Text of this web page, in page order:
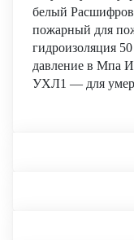
белый
пожарный для
гидроизоляция
давление в Мпа
УХЛ1 — для